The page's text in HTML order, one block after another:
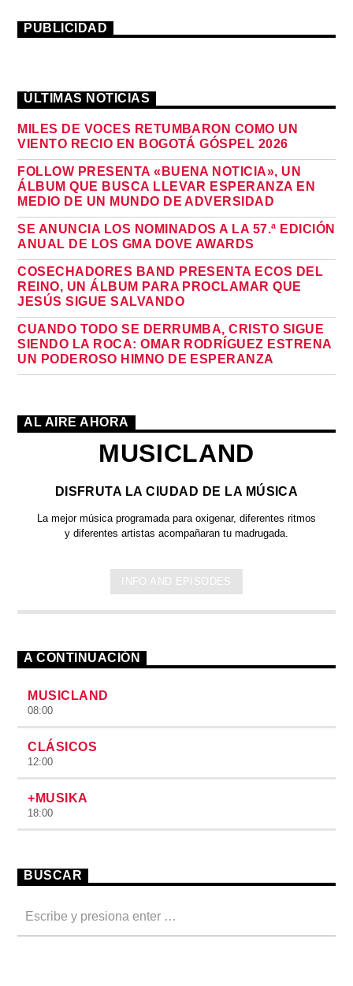
PUBLICIDAD
ÚLTIMAS NOTICIAS
MILES DE VOCES RETUMBARON COMO UN
VIENTO RECIO EN BOGOTÁ GÓSPEL 2026
FOLLOW PRESENTA «BUENA NOTICIA», UN
ÁLBUM QUE BUSCA LLEVAR ESPERANZA EN
MEDIO DE UN MUNDO DE ADVERSIDAD
SE ANUNCIA LOS NOMINADOS A LA 57.ª EDICIÓN
ANUAL DE LOS GMA DOVE AWARDS
COSECHADORES BAND PRESENTA ECOS DEL
REINO, UN ÁLBUM PARA PROCLAMAR QUE
JESÚS SIGUE SALVANDO
CUANDO TODO SE DERRUMBA, CRISTO SIGUE
SIENDO LA ROCA: OMAR RODRÍGUEZ ESTRENA
UN PODEROSO HIMNO DE ESPERANZA
AL AIRE AHORA
MUSICLAND
DISFRUTA LA CIUDAD DE LA MÚSICA
La mejor música programada para oxigenar, diferentes ritmos
y diferentes artistas acompañaran tu madrugada.
INFO AND EPISODES
A CONTINUACIÓN
MUSICLAND
08:00
CLÁSICOS
12:00
+MUSIKA
18:00
BUSCAR